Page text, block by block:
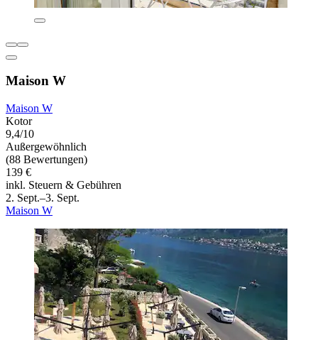
Maison W
Maison W
Kotor
9,4/10
Außergewöhnlich
(88 Bewertungen)
139 €
inkl. Steuern & Gebühren
2. Sept.–3. Sept.
Maison W